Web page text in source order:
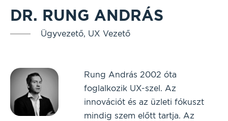
DR. RUNG ANDRÁS
Ügyvezető, UX Vezető
Rung András 2002 óta
foglalkozik UX-szel. Az
innovációt és az üzleti fókuszt
mindig szem előtt tartja. Az